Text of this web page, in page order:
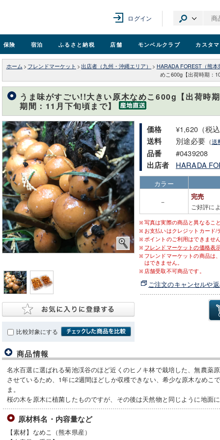
ログイン
保険 宿泊 ふるさと納税 店舗 モンベルクラブ カスタ
ホーム > フレンドマーケット > 出店者（九州・沖縄エリア） > HARADA FOREST（熊本
めこ600g【出荷時期：
うま味がすごい!!大きい原木なめこ600g【出荷時
期間：11月下旬頃まで】
比較対象にする
価格 ¥1,620（税
送料 別途必要 （送
品番 #0439208
出店者 HARADA
カラー
－
完売
ご好評に
写真は実際の商品と異なるこ
お支払いはクレジットカード
ポイントのご利用はできませ
フレンドマーケットの価格表
フレンドマーケットの商品は
はできません。
店舗受取不可商品です。
ご注文のキャンセルや
商品情報
名水百選に選ばれる菊池渓谷のほど近くのヒノキ林で栽培した、無農薬
させているため、1年に2週間ほどしか収穫できない、希少な原木なめこ
ま。
桜の木を原木に植菌したものですが、その後は天然物と同じように地面
原材料名・内容量など
【素材】なめこ（熊本県産）